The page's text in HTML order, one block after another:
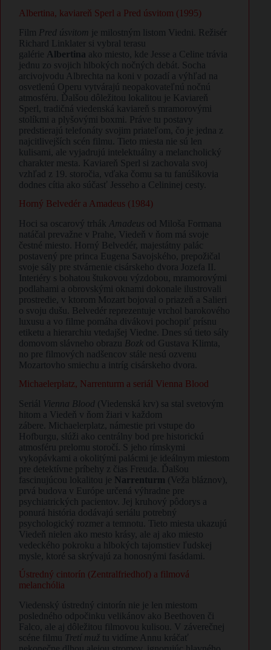
​Albertina, kaviareň Sperl a Pred úsvitom (1995)
​Film Pred úsvitom je milostným listom Viedni. Režisér
Richard Linklater si vybral terasu
galérie Albertina ako miesto, kde Jesse a Celine trávia
jednu zo svojich hlbokých nočných debát. Socha
arcivojvodu Albrechta na koni v pozadí a výhľad na
osvetlenú Operu vytvárajú neopakovateľnú nočnú
atmosféru. Ďalšou dôležitou lokalitou je Kaviareň
Sperl, tradičná viedenská kaviareň s mramorovými
stolíkmi a plyšovými boxmi. Práve tu postavy
predstierajú telefonáty svojim priateľom, čo je jedna z
najcitlivejších scén filmu. Tieto miesta nie sú len
kulisami, ale vyjadrujú intelektuálny a melancholický
charakter mesta. Kaviareň Sperl si zachovala svoj
vzhľad z 19. storočia, vďaka čomu sa tu fanúšikovia
dodnes cítia ako súčasť Jesseho a Celininej cesty.
​Horný Belvedér a Amadeus (1984)
​Hoci sa oscarový trhák
Amadeus od Miloša Formana
natáčal prevažne v Prahe, Viedeň v ňom má svoje
čestné miesto. Horný Belvedér, majestátny palác
postavený pre princa Eugena Savojského, prepožičal
svoje sály pre stvárnenie cisárskeho dvora Jozefa II.
Interiéry s bohatou štukovou výzdobou, mramorovými
podlahami a obrovskými oknami dokonale ilustrovali
prostredie, v ktorom Mozart bojoval o priazeň a Salieri
o svoju dušu. Belvedér reprezentuje vrchol barokového
luxusu a vo filme pomáha divákovi pochopiť prísnu
etiketu a hierarchiu vtedajšej Viedne. Dnes sú tieto sály
domovom slávneho obrazu Bozk od Gustava Klimta,
no pre filmových nadšencov stále nesú ozvenu
Mozartovho smiechu a intríg cisárskeho dvora.
​Michaelerplatz, Narrenturm a seriál Vienna Blood
​Seriál Vienna Blood (Viedenská krv) sa stal svetovým
hitom a Viedeň v ňom žiari v každom
zábere. Michaelerplatz, námestie pri vstupe do
Hofburgu, slúži ako centrálny bod pre historickú
atmosféru prelomu storočí. S jeho rímskymi
vykopávkami a okolitými palácmi je ideálnym miestom
pre detektívne príbehy z čias Freuda. Ďalšou
fascinujúcou lokalitou je Narrenturm (Veža bláznov),
prvá budova v Európe určená výhradne pre
psychiatrických pacientov. Jej kruhový pôdorys a
ponurá história dodávajú seriálu potrebný
psychologický rozmer a temnotu. Tieto miesta ukazujú
Viedeň nielen ako mesto krásy, ale aj ako miesto
vedeckého pokroku a hlbokých tajomstiev ľudskej
mysle, ktoré sa skrývajú za honosnými fasádami.
​Ústredný cintorín (Zentralfriedhof) a filmová
melanchólia
​Viedenský ústredný cintorín nie je len miestom
posledného odpočinku velikánov ako Beethoven či
Falco, ale aj dôležitou filmovou kulisou. V záverečnej
scéne filmu Tretí muž tu vidíme Annu kráčať